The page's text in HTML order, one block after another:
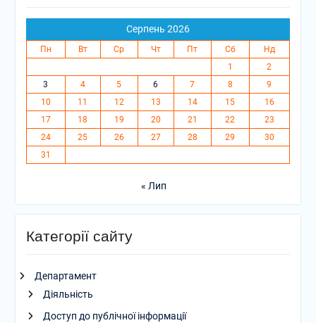
Серпень 2026
Пн Вт Ср Чт Пт Сб
Нд
1
2
3
4 5 6 7 8
9
10
11 12 13 14 15
16
17
18 19 20 21 22
23
24
25 26 27 28 29
30
31
« Лип
Категорії сайту
Департамент
Діяльність
Доступ до публічної інформації